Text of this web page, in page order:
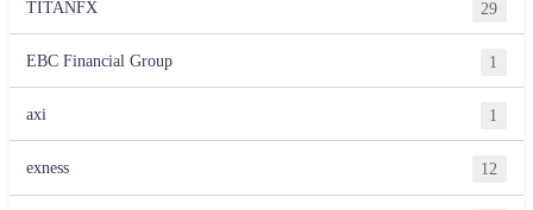
TITANFX 29
EBC Financial Group 1
axi 1
exness 12